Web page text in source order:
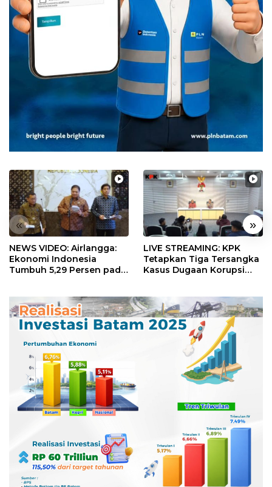
« »
NEWS VIDEO: Airlangga:
Ekonomi Indonesia
Tumbuh 5,29 Persen pada
LIVE STREAMING: KPK
Tetapkan Tiga Tersangka
Kasus Dugaan Korupsi